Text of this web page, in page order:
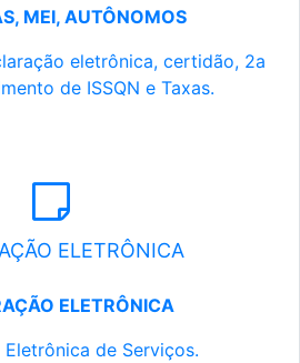
MEI, AUTÔNOMOS
eletrônica, certidão, 2a
de ISSQN e Taxas.
ELETRÔNICA
ELETRÔNICA
de Serviços.